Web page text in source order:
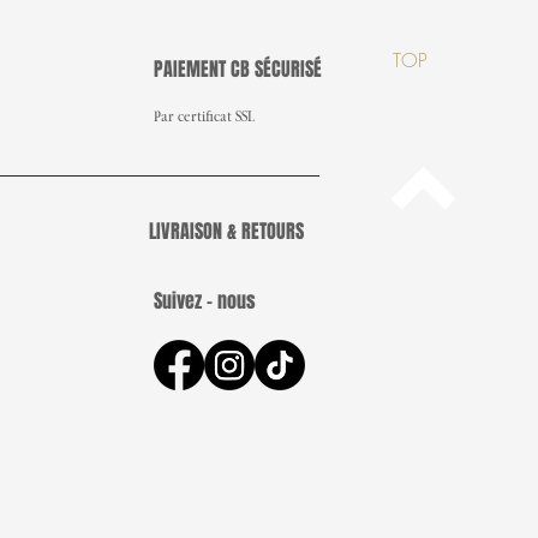
PAIEMENT CB SÉCURISÉ TOP
Par certificat SSL
LIVRAISON & RETOURS
Suivez - nous